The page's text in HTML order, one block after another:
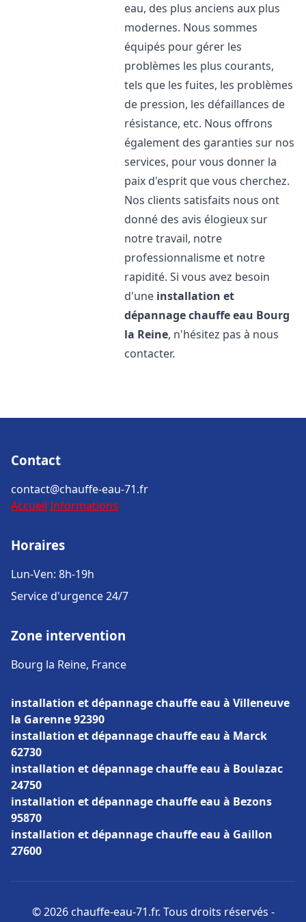
eau, des plus anciens aux plus
modernes. Nous sommes
équipés pour gérer les
problèmes les plus courants,
tels que les fuites, les problèmes
de pression, les défaillances de
résistance, etc. Nous offrons
également des garanties sur nos
services, pour vous donner la
paix d'esprit que vous cherchez.
Nos clients satisfaits nous ont
donné des avis élogieux sur
notre travail, notre
professionnalisme et notre
rapidité. Si vous avez besoin
d'une installation et
dépannage chauffe eau Bourg
la Reine, n'hésitez pas à nous
contacter.
Contact
contact@chauffe-eau-71.fr
Accueil Informations
Horaires
Lun-Ven: 8h-19h
Service d'urgence 24/7
Zone intervention
Bourg la Reine, France
installation et dépannage chauffe eau à Villeneuve
la Garenne 92390
installation et dépannage chauffe eau à Marck
62730
installation et dépannage chauffe eau à Boulazac
24750
installation et dépannage chauffe eau à Bezons
95870
installation et dépannage chauffe eau à Gaillon
27600
© 2026 chauffe-eau-71.fr. Tous droits réservés -